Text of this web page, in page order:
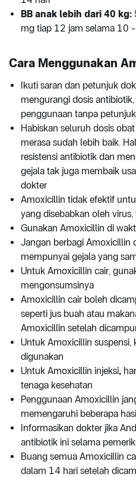
BB anak lebih dari 40 kg:
mg tiap 12 jam selama 10
Cara Menggunakan
Ikuti saran dan petunjuk
mengurangi dosis
penggunaan tanpa
Habiskan seluruh dosis
merasa sudah lebih baik.
resistensi antibiotik dan
gejala tak juga membaik
dokter
Amoxicillin tidak efektif
yang disebabkan oleh
Gunakan Amoxicillin di
Jangan berbagi Amoxicillin
mempunyai gejala yang
Untuk Amoxicillin cair,
mengonsumsinya
Amoxicillin cair boleh
seperti jus buah atau
Amoxicillin setelah
Untuk Amoxicillin
digunakan
Untuk Amoxicillin injeksi,
tenaga kesehatan
Penggunaan Amoxicillin
memengaruhi beberapa
Informasikan dokter jika
antibiotik ini selama
Buang semua Amoxicillin
dalam 14 hari setelah